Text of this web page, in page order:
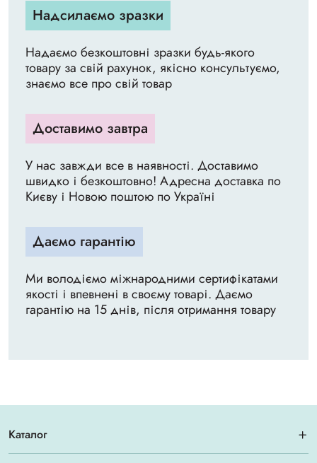
Надсилаємо зразки
Надаємо безкоштовні зразки будь-якого
товару за свій рахунок, якісно консультуємо,
знаємо все про свій товар
Доставимо завтра
У нас завжди все в наявності. Доставимо
швидко і безкоштовно! Адресна доставка по
Києву і Новою поштою по Україні
Даємо гарантію
Ми володіємо міжнародними сертифікатами
якості і впевнені в своєму товарі. Даємо
гарантію на 15 днів, після отримання товару
Каталог